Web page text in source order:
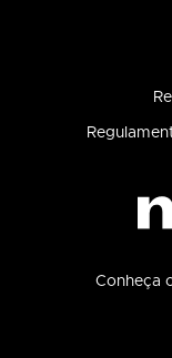
Conheça